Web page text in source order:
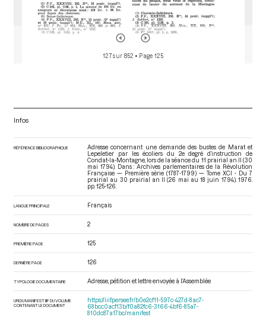
127 sur 852 • Page 125
Infos
RÉFÉRENCE BIBLIOGRAPHIQUE
Adresse concernant une demande des bustes de Marat et
Lepeletier par les écoliers du 2e degré d’instruction de
Condat-la-Montagne, lors de la séance du 11 prairial an II (30
mai 1794). Dans : Archives parlementaires de la Révolution
Française — Première série (1787-1799) — Tome XCI - Du 7
prairial au 30 prairial an II (26 mai au 18 juin 1794). 1976.
pp. 125-126.
LANGUE PRINCIPALE Français
NOMBRE DE PAGES 2
PREMIÈRE PAGE 125
DERNIÈRE PAGE 126
TYPOLOGIE DOCUMENTAIRE Adresse, pétition et lettre envoyée à l’Assemblée
URI DU MANIFEST IIIF DU VOLUME
CONTENANT LE DOCUMENT
https://iiif.persee.fr/b0e2cf11-597c-427d-8ac7-
68bcc0acf13b/f0a82fc6-3166-4bf6-85a7-
810dc87a17bc/manifest